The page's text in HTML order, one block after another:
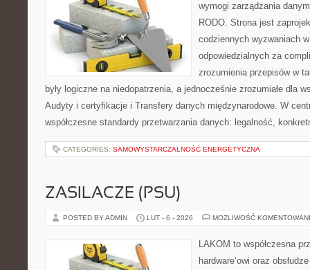
wymogi zarządzania
RODO. Strona jest
codziennych wyzwaniach
odpowiedzialnych za
zrozumienia przepisów w
były logiczne na niedopatrzenia, a jednocześnie zrozumiałe dla
Audyty i certyfikacje i Transfery danych międzynarodowe. W
współczesne standardy przetwarzania danych: legalność,
CATEGORIES: SAMOWYSTARCZALNOŚĆ ENERGETYCZNA
ZASILACZE (PSU)
POSTED BY ADMIN LUT - 6 - 2026 MOŻLIWOŚĆ
LAKOM to współczesna
hardware’owi oraz